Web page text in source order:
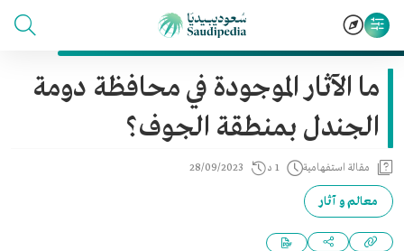
ما الآثار الموجودة في محافظة دومة
الجندل بمنطقة الجوف؟
مقالة استفهامية 1 د 28/09/2023
معالم و آثار